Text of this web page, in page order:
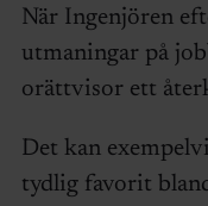
När Ingenjören
utmaningar på
orättvisor ett
Det kan
tydlig favorit